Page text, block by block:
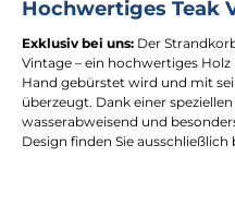
Hochwertiges Teak
Exklusiv bei uns: Der
Vintage – ein hochwertiges
Hand gebürstet wird und mit
überzeugt. Dank einer
wasserabweisend und
Design finden Sie ausschließlich